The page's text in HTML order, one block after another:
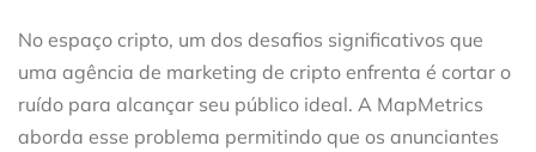
No espaço cripto, um dos desafios significativos que
uma agência de marketing de cripto enfrenta é cortar o
ruído para alcançar seu público ideal. A MapMetrics
aborda esse problema permitindo que os anunciantes